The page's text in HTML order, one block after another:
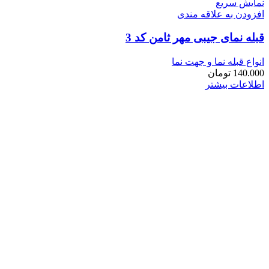
نمایش سریع
افزودن به علاقه مندی
قبله نمای جیبی مهر ثامن کد 3
انواع قبله نما و جهت نما
140.000 تومان
اطلاعات بیشتر